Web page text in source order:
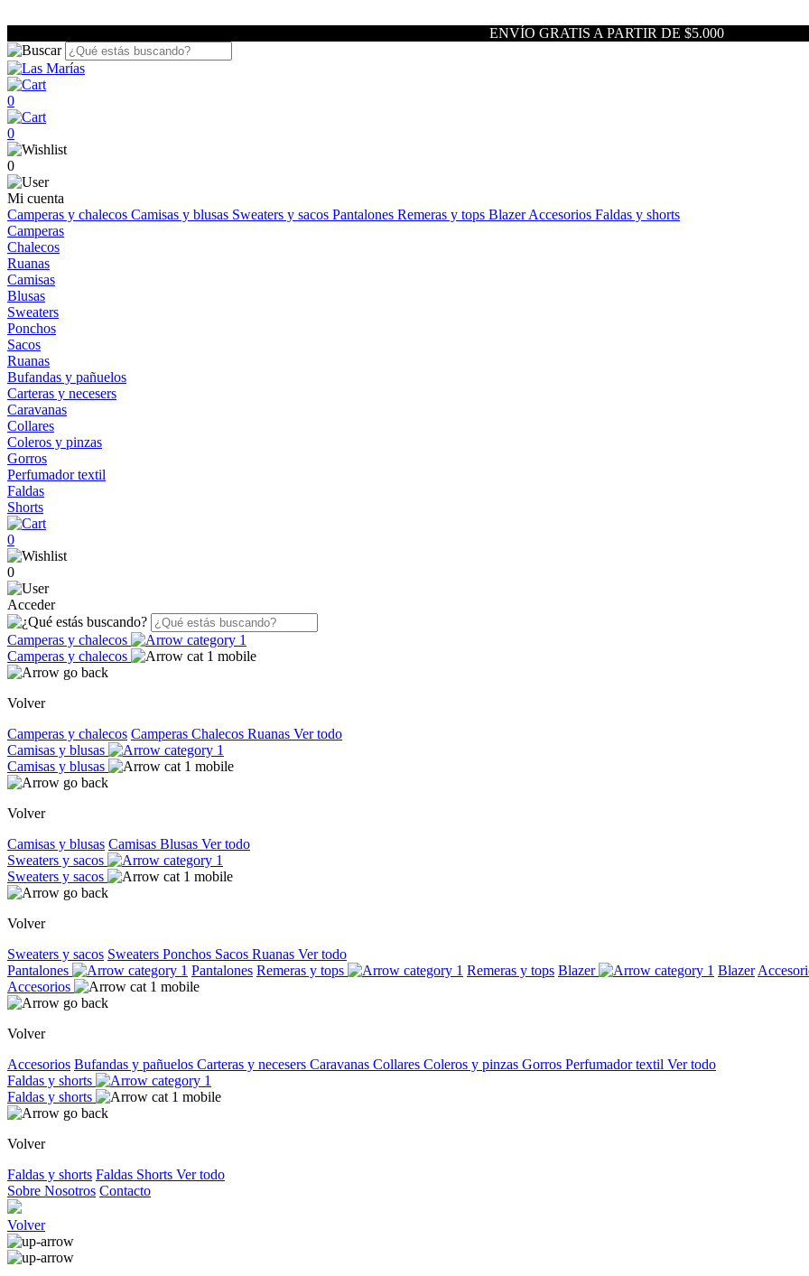
ENVÍO GRATIS A PARTIR DE $5.000
0
0
0
Mi cuenta
Camperas y chalecos Camisas y blusas Sweaters y sacos Pantalones Remeras y tops BlazerAccesorios Faldas y shorts
Camperas
Chalecos
Ruanas
Camisas
Blusas
Sweaters
Ponchos
Sacos
Ruanas
Bufandas y pañuelos
Carteras y necesers
Caravanas
Collares
Coleros y pinzas
Gorros
Perfumador textil
Faldas
Shorts
0
0
Acceder
Camperas y chalecos
Camperas y chalecos
Volver
Camperas y chalecos Camperas Chalecos Ruanas Ver todo
Camisas y blusas
Camisas y blusas
Volver
Camisas y blusas Camisas Blusas Ver todo
Sweaters y sacos
Sweaters y sacos
Volver
Sweaters y sacos Sweaters Ponchos Sacos Ruanas Ver todo
Pantalones
Pantalones Remeras y tops Remeras y tops Blazer Blazer
Accesorios
Volver
Accesorios Bufandas y pañuelos Carteras y necesers Caravanas Collares Coleros y pinzas Gorros Perfumador textil Ver todo
Faldas y shorts
Faldas y shorts
Volver
Faldas y shorts Faldas Shorts Ver todo
Sobre Nosotros Contacto
Volver